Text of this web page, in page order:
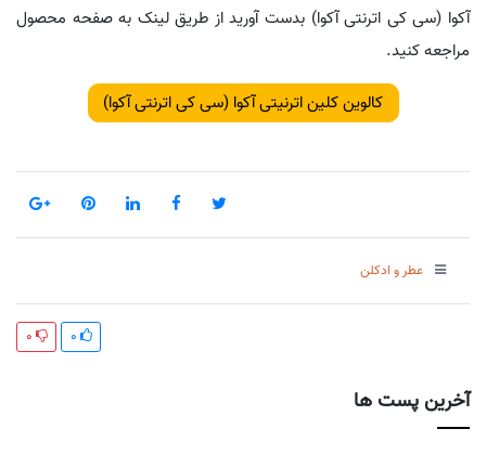
آخرین پست ها
آکوا (سی کی اترنتی آکوا) بدست آورید از طریق لینک به صفحه محصول
مراجعه کنید.
کالوین کلین اترنیتی آکوا (سی کی اترنتی آکوا)
عطر و ادکلن